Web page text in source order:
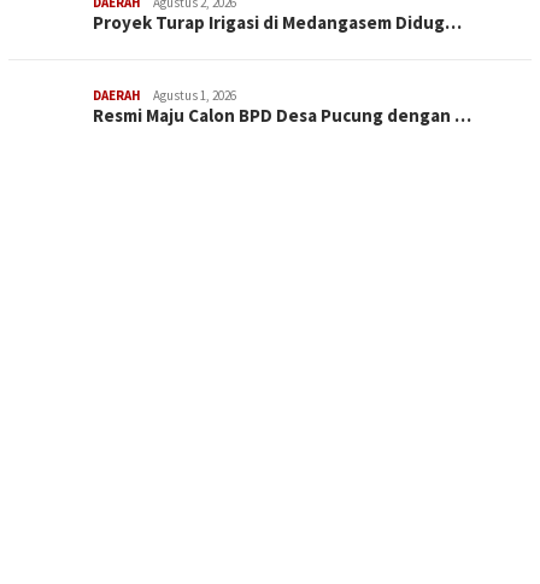
Proyek Turap Irigasi di Medangasem Didug…
DAERAH Agustus 1, 2026
Resmi Maju Calon BPD Desa Pucung dengan …